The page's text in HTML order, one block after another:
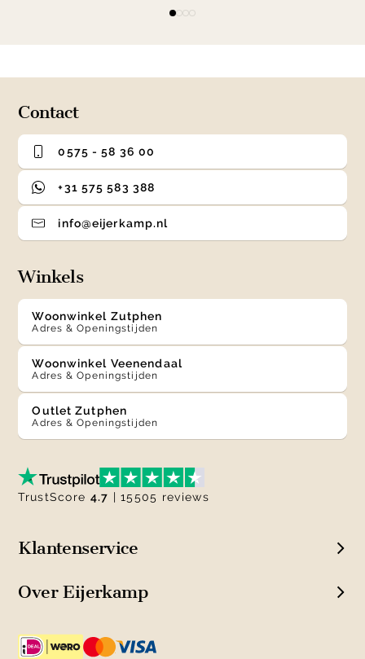
Contact
0575 - 58 36 00
+31 575 583 388
info@eijerkamp.nl
Winkels
Woonwinkel Zutphen
Adres & Openingstijden
Woonwinkel Veenendaal
Adres & Openingstijden
Outlet Zutphen
Adres & Openingstijden
Klantenservice
Over Eijerkamp
TrustScore 4.7 | 15505 reviews